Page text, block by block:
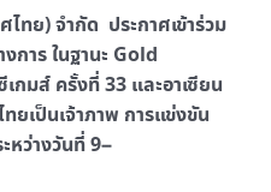
ทย) จำกัด ประกาศเข้าร่วม
การ ในฐานะ Gold
กมส์ ครั้งที่ 33 และอาเซียน
ยเป็นเจ้าภาพ การแข่งขัน
หว่างวันที่ 9–